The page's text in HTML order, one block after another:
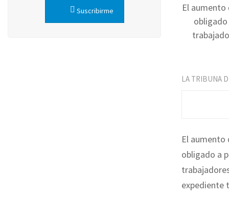
El aumento
obligado
LA TRIBUNA
El aumento
obligado a
expediente
Suscribirme